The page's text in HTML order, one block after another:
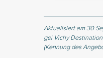
Aktualisiert am 30
gei Vichy
(Kennung des